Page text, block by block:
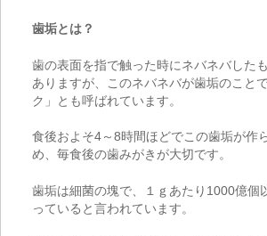
歯垢とは？
歯の表面を指で触った時にネバネバした
ありますが、このネバネバが歯垢のこと
ク」とも呼ばれています。
食後およそ4～8時間ほどでこの歯垢が作
め、毎食後の歯みがきが大切です。
歯垢は細菌の塊で、１ｇあたり1000億個
っていると言われています。